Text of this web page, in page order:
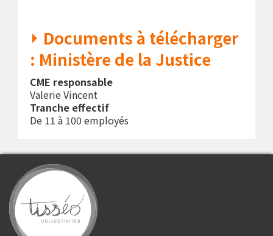
Documents à télécharger
: Ministère de la Justice
CME responsable
Valerie Vincent
Tranche effectif
De 11 à 100 employés